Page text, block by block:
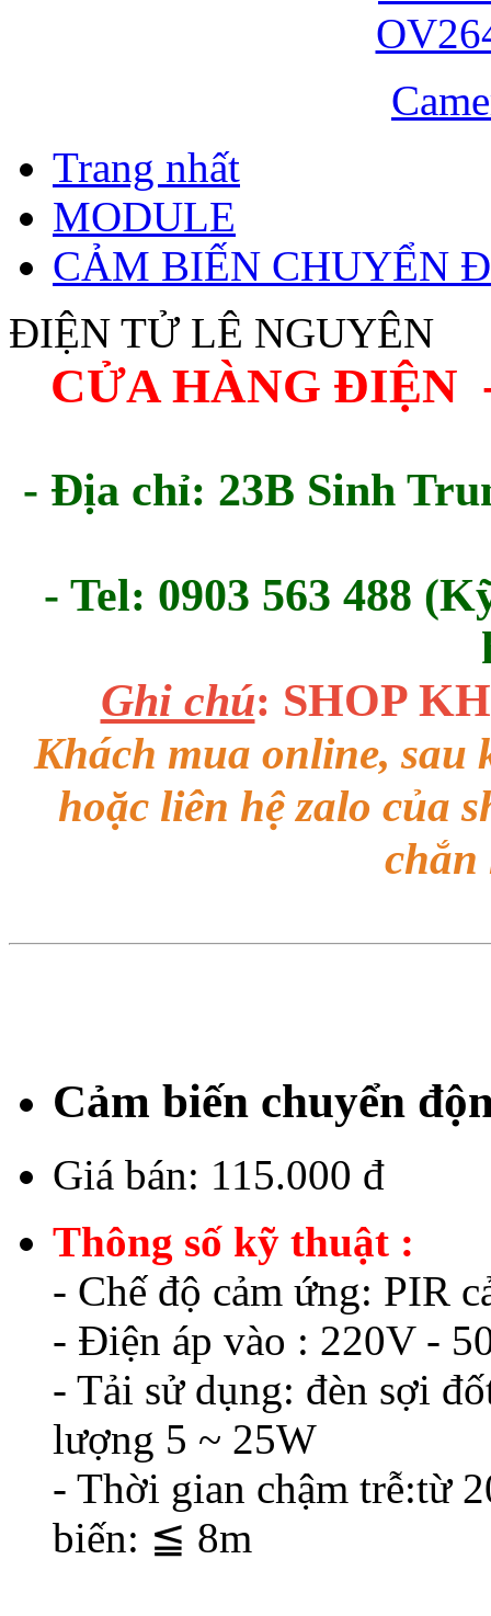
Trang nhất
MODULE
CẢM BIẾN CHUYỂN
ĐIỆN TỬ LÊ NGUYÊN
CỬA HÀNG ĐIỆN
- Địa chỉ: 23B Sinh
- Tel: 0903 563 488
Ghi chú: SHOP
Khách mua online,
hoặc liên hệ zalo của
chắn
Cảm biến chuyển
Giá bán: 115.000 đ
Thông số kỹ thuật :
- Chế độ cảm ứng: PIR
- Điện áp vào : 220V -
- Tải sử dụng: đèn sợi
lượng 5 ~ 25W
- Thời gian chậm trễ:từ
biến: ≦ 8m